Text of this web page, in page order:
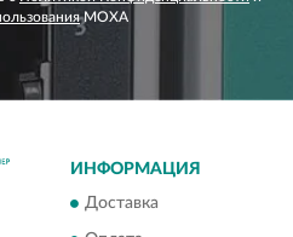
MOXA
ИНФОРМАЦИЯ
Доставка